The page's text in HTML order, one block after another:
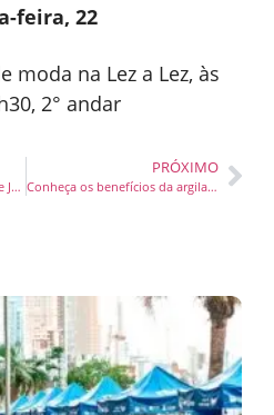
feira, 22
moda na Lez a Lez, às
2° andar
Coral Univali vence festival de Joinville
PRÓXIMO
Conheça os benefícios da argila expandida na agricultura e construção civil